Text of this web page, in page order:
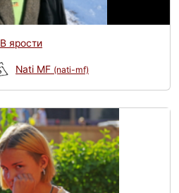
В ярости
Nati MF (nati-mf)